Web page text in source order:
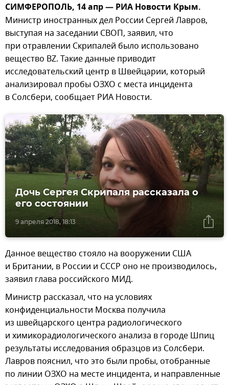
СИМФЕРОПОЛЬ, 14 апр — РИА Новости Крым.
Министр иностранных дел России Сергей Лавров,
выступая на заседании СВОП, заявил, что
при отравлении Скрипалей было использовано
вещество BZ. Такие данные приводит
исследовательский центр в Швейцарии, который
анализировал пробы ОЗХО с места инцидента
в Солсбери, сообщает РИА Новости.
9 апреля 2018, 18:13
Дочь Сергея Скрипаля рассказала о
его состоянии
Данное вещество стояло на вооружении США
и Британии, в России и СССР оно не производилось,
заявил глава российского МИД.
Министр рассказал, что на условиях
конфиденциальности Москва получила
из швейцарского центра радиологического
и химикорадиологического анализа в городе Шпиц
результаты исследования образцов из Солсбери.
Лавров пояснил, что это были пробы, отобранные
по линии ОЗХО на месте инцидента, и направленные